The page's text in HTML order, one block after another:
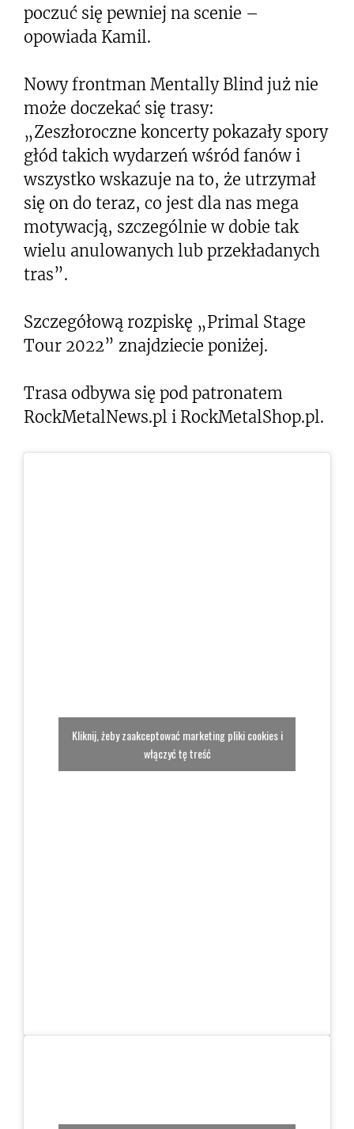
poczuć się pewniej na scenie –
opowiada Kamil.
Nowy frontman Mentally Blind już nie
może doczekać się trasy:
„Zeszłoroczne koncerty pokazały spory
głód takich wydarzeń wśród fanów i
wszystko wskazuje na to, że utrzymał
się on do teraz, co jest dla nas mega
motywacją, szczególnie w dobie tak
wielu anulowanych lub przekładanych
tras”.
Szczegółową rozpiskę „Primal Stage
Tour 2022” znajdziecie poniżej.
Trasa odbywa się pod patronatem
RockMetalNews.pl i RockMetalShop.pl.
Kliknij, żeby zaakceptować marketing pliki cookies i
włączyć tę treść